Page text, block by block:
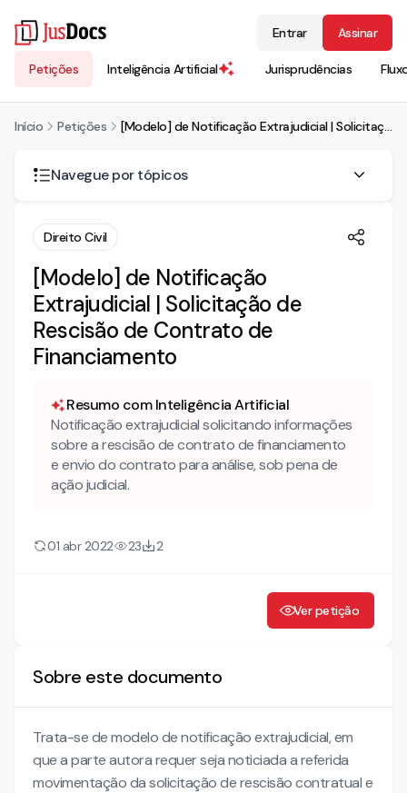
Petições Inteligência Artificial Jurisprudências
Entrar Assinar
Início Petições [Modelo] de Notificação Extrajudicial | Solicitação de Rescisão de Contrato de Financiamento
Navegue por tópicos
INTERPELAÇÃO (NOTIFICAÇÃO) EXTRAJUDICIAL
Direito Civil
[Modelo] de Notificação
Extrajudicial | Solicitação de
Rescisão de Contrato de
Financiamento
Resumo com Inteligência Artificial
Notificação extrajudicial solicitando informações
sobre a rescisão de contrato de financiamento
e envio do contrato para análise, sob pena de
ação judicial.
01 abr 2022 23 2
Ver petição
Sobre este documento
Trata-se de modelo de notificação extrajudicial, em
que a parte autora requer seja noticiada a referida
movimentação da solicitação de rescisão contratual e